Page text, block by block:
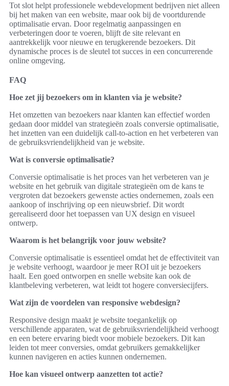
Tot slot helpt professionele webdevelopment bedrijven niet alleen
bij het maken van een website, maar ook bij de voortdurende
optimalisatie ervan. Door regelmatig aanpassingen en
verbeteringen door te voeren, blijft de site relevant en
aantrekkelijk voor nieuwe en terugkerende bezoekers. Dit
dynamische proces is de sleutel tot succes in een concurrerende
online omgeving.
FAQ
Hoe zet jij bezoekers om in klanten via je website?
Het omzetten van bezoekers naar klanten kan effectief worden
gedaan door middel van strategieën zoals conversie optimalisatie,
het inzetten van een duidelijk call-to-action en het verbeteren van
de gebruiksvriendelijkheid van je website.
Wat is conversie optimalisatie?
Conversie optimalisatie is het proces van het verbeteren van je
website en het gebruik van digitale strategieën om de kans te
vergroten dat bezoekers gewenste acties ondernemen, zoals een
aankoop of inschrijving op een nieuwsbrief. Dit wordt
gerealiseerd door het toepassen van UX design en visueel
ontwerp.
Waarom is het belangrijk voor jouw website?
Conversie optimalisatie is essentieel omdat het de effectiviteit van
je website verhoogt, waardoor je meer ROI uit je bezoekers
haalt. Een goed ontworpen en snelle website kan ook de
klantbeleving verbeteren, wat leidt tot hogere conversiecijfers.
Wat zijn de voordelen van responsive webdesign?
Responsive design maakt je website toegankelijk op
verschillende apparaten, wat de gebruiksvriendelijkheid verhoogt
en een betere ervaring biedt voor mobiele bezoekers. Dit kan
leiden tot meer conversies, omdat gebruikers gemakkelijker
kunnen navigeren en acties kunnen ondernemen.
Hoe kan visueel ontwerp aanzetten tot actie?